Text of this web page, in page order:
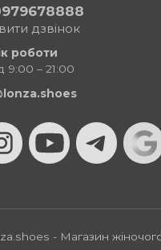
дзвінок
роботи
9:00 – 21:00
- Магазин